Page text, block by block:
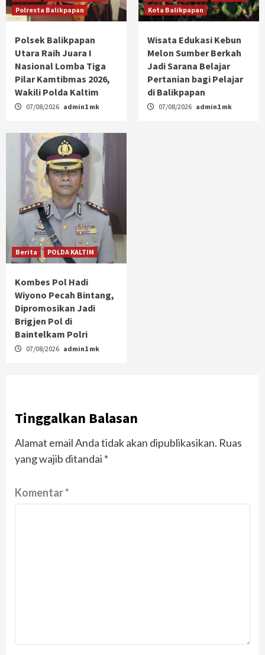
Polresta Balikpapan
Polsek Balikpapan
Utara Raih Juara I
Nasional Lomba Tiga
Pilar Kamtibmas 2026,
Wakili Polda Kaltim
07/08/2026 admin1 mk
Kota Balikpapan
Wisata Edukasi Kebun
Melon Sumber Berkah
Jadi Sarana Belajar
Pertanian bagi Pelajar
di Balikpapan
07/08/2026 admin1 mk
Berita POLDA KALTIM
Kombes Pol Hadi
Wiyono Pecah Bintang,
Dipromosikan Jadi
Brigjen Pol di
Baintelkam Polri
07/08/2026 admin1 mk
Tinggalkan Balasan
Alamat email Anda tidak akan dipublikasikan. Ruas
yang wajib ditandai *
Komentar*